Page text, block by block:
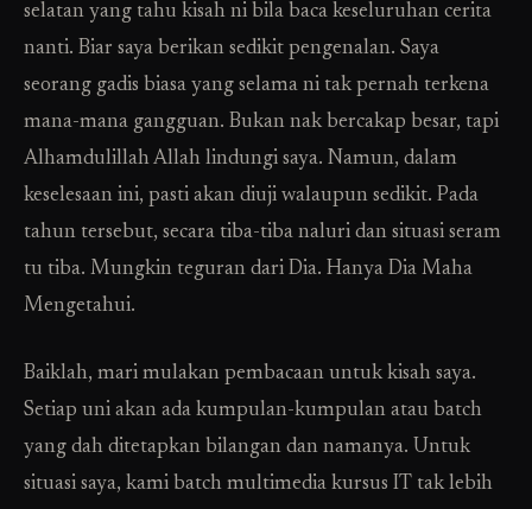
selatan yang tahu kisah ni bila baca keseluruhan cerita
nanti. Biar saya berikan sedikit pengenalan. Saya
seorang gadis biasa yang selama ni tak pernah terkena
mana-mana gangguan. Bukan nak bercakap besar, tapi
Alhamdulillah Allah lindungi saya. Namun, dalam
keselesaan ini, pasti akan diuji walaupun sedikit. Pada
tahun tersebut, secara tiba-tiba naluri dan situasi seram
tu tiba. Mungkin teguran dari Dia. Hanya Dia Maha
Mengetahui.
Baiklah, mari mulakan pembacaan untuk kisah saya.
Setiap uni akan ada kumpulan-kumpulan atau batch
yang dah ditetapkan bilangan dan namanya. Untuk
situasi saya, kami batch multimedia kursus IT tak lebih